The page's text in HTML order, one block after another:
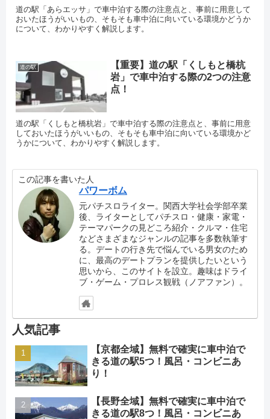
道の駅「あらエッサ」で車中泊する際の注意点と、事前に用意して
おいたほうがいいもの、そもそも車中泊に向いている環境かどうか
について、わかりやすく解説します。
道の駅
【重要】道の駅「くしもと橋杭
岩」で車中泊する際の2つの注意
点！
道の駅「くしもと橋杭岩」で車中泊する際の注意点と、事前に用意
しておいたほうがいいもの、そもそも車中泊に向いている環境かど
うかについて、わかりやすく解説します。
この記事を書いた人
パワーボム
元パチスロライター。関西大学社会学部卒業
後、ライターとしてパチスロ・健康・家電・
テーマパークの見どころ紹介・クルマ・住宅
などさまざまなジャンルの記事を多数執筆す
る。デートの行き先で悩んでいる男女のため
に、最高のデートプランを提供したいという
思いから、このサイトを設立。趣味はドライ
ブ・ゲーム・プロレス観戦（ノアファン）。
人気記事
【京都全域】無料で確実に車中泊で
きる道の駅5つ！風呂・コンビニあ
り！
【長野全域】無料で確実に車中泊で
きる道の駅8つ！風呂・コンビニあ